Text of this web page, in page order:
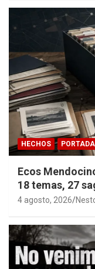
HECHOS PORTADA
Ecos
18 temas, 27
años de
4 agosto, 2026